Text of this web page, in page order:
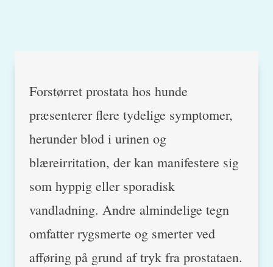
Forstørret prostata hos hunde
præsenterer flere tydelige symptomer,
herunder blod i urinen og
blæreirritation, der kan manifestere sig
som hyppig eller sporadisk
vandladning. Andre almindelige tegn
omfatter rygsmerte og smerter ved
afføring på grund af tryk fra prostataen.